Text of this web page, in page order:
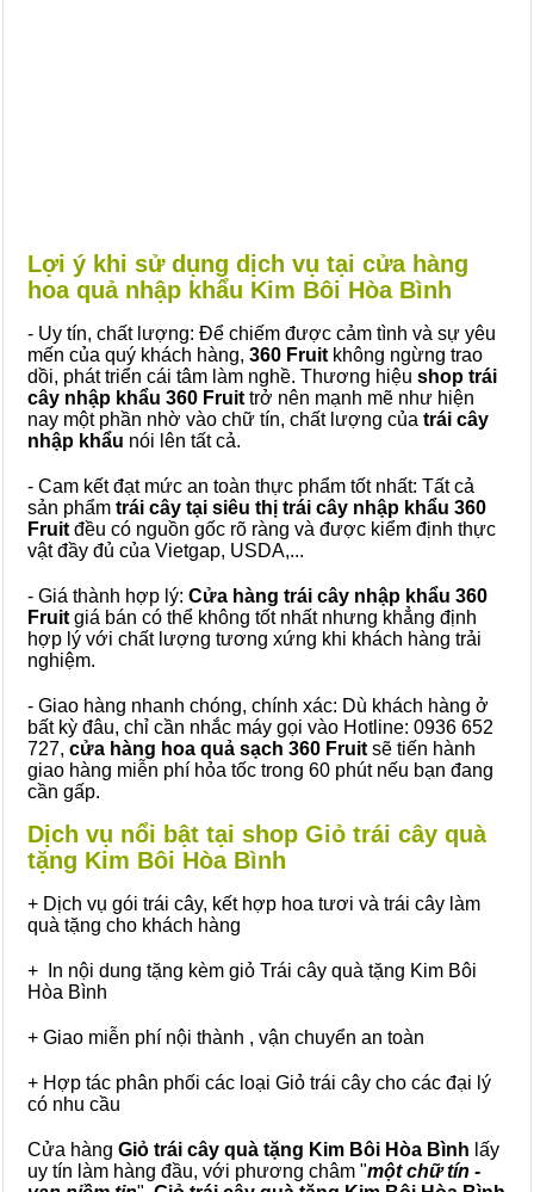
Lợi ý khi sử dụng dịch vụ tại cửa hàng
hoa quả nhập khẩu Kim Bôi Hòa Bình
- Uy tín, chất lượng: Để chiếm được cảm tình và sự yêu
mến của quý khách hàng, 360 Fruit không ngừng trao
dồi, phát triển cái tâm làm nghề. Thương hiệu shop trái
cây nhập khẩu 360 Fruit trở nên mạnh mẽ như hiện
nay một phần nhờ vào chữ tín, chất lượng của trái cây
nhập khẩu nói lên tất cả.
- Cam kết đạt mức an toàn thực phẩm tốt nhất: Tất cả
sản phẩm trái cây tại siêu thị trái cây nhập khẩu 360
Fruit đều có nguồn gốc rõ ràng và được kiểm định thực
vật đầy đủ của Vietgap, USDA,...
- Giá thành hợp lý: Cửa hàng trái cây nhập khẩu 360
Fruit giá bán có thể không tốt nhất nhưng khẳng định
hợp lý với chất lượng tương xứng khi khách hàng trải
nghiệm.
- Giao hàng nhanh chóng, chính xác: Dù khách hàng ở
bất kỳ đâu, chỉ cần nhắc máy gọi vào Hotline: 0936 652
727, cửa hàng hoa quả sạch 360 Fruit sẽ tiến hành
giao hàng miễn phí hỏa tốc trong 60 phút nếu bạn đang
cần gấp.
Dịch vụ nổi bật tại shop Giỏ trái cây quà
tặng Kim Bôi Hòa Bình
+ Dịch vụ gói trái cây, kết hợp hoa tươi và trái cây làm
quà tặng cho khách hàng
+ In nội dung tặng kèm giỏ Trái cây quà tặng Kim Bôi
Hòa Bình
+ Giao miễn phí nội thành , vận chuyển an toàn
+ Hợp tác phân phối các loại Giỏ trái cây cho các đại lý
có nhu cầu
Cửa hàng Giỏ trái cây quà tặng Kim Bôi Hòa Bình lấy
uy tín làm hàng đầu, với phương châm "một chữ tín -